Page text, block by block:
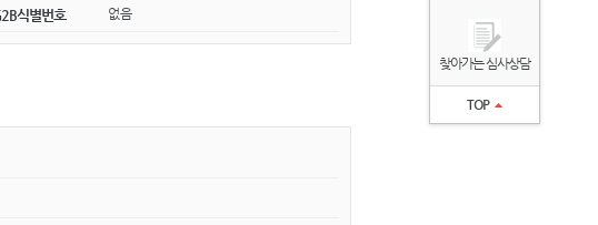
식별번호 없음
찾아가는 심사상담
TOP